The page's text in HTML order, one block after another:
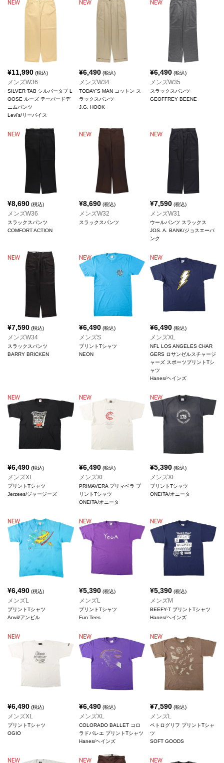
¥11,990 (税込)
メンズW36
SILVER TAB シルバータブ L
OOSE ルーズ テーパードデ
ニムパンツ
Levi's/リーバイス
¥6,490(税込)
メンズW34
TODAY'S MAN コットン ス
ラックスパンツ
J.G. HOOK
¥6,490 (税込)
メンズW35
スラックスパンツ
GEOFFREY BEENE
¥8,690 (税込)
メンズW36
スラックスパンツ
COMFORT ACTION
¥8,690(税込)
メンズW32
スラックスパンツ
¥7,590 (税込)
メンズW31
ウールパンツ スラックス
JOS. A. BANK/ジョスエーバ
ンク
¥7,590 (税込)
メンズW34
スラックスパンツ
BARRY BRICKEN
¥6,490(税込)
メンズS
プリントTシャツ
NEON
¥6,490 (税込)
メンズXL
NFL LOS ANGELES CHAR
GERS ロサンゼルスチャージ
ャーズ スポーツプリントTシ
ャツ
Hanes/ヘインズ
¥6,490 (税込)
メンズXL
プリントTシャツ
Jerzees/ジャージーズ
¥6,490(税込)
メンズXL
PRIMAVERA プリマベラ プ
リントTシャツ
ONEITA/オニータ
¥5,390 (税込)
メンズXL
プリントTシャツ
ONEITA/オニータ
¥6,490 (税込)
メンズL
プリントTシャツ
Anvil/アンビル
¥5,390(税込)
メンズL
プリントTシャツ
Fun Tees
¥5,390 (税込)
メンズM
BEEFY-T プリントTシャツ
Hanes/ヘインズ
¥6,490 (税込)
メンズXL
プリントTシャツ
OGIO
¥6,490(税込)
メンズXL
COLORADO BALLET コロ
ラドバレエ プリントTシャツ
Hanes/ヘインズ
¥7,590 (税込)
メンズL
ペトログリフ プリントTシャ
ツ
SOFT GOODS